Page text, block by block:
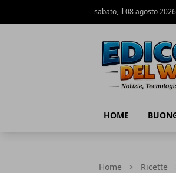
sabato, il 08 agosto 2026
HOME
Home Ricette